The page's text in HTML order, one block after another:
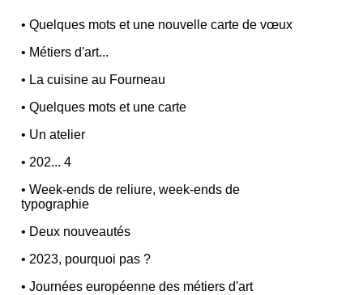
•Quelques mots et une nouvelle carte de vœux
• Métiers d'art...
• La cuisine au Fourneau
•Quelques mots et une carte
• Un atelier
• 202... 4
•Week-ends de reliure, week-ends de
typographie
• Deux nouveautés
• 2023, pourquoi pas ?
•Journées européenne des métiers d'art